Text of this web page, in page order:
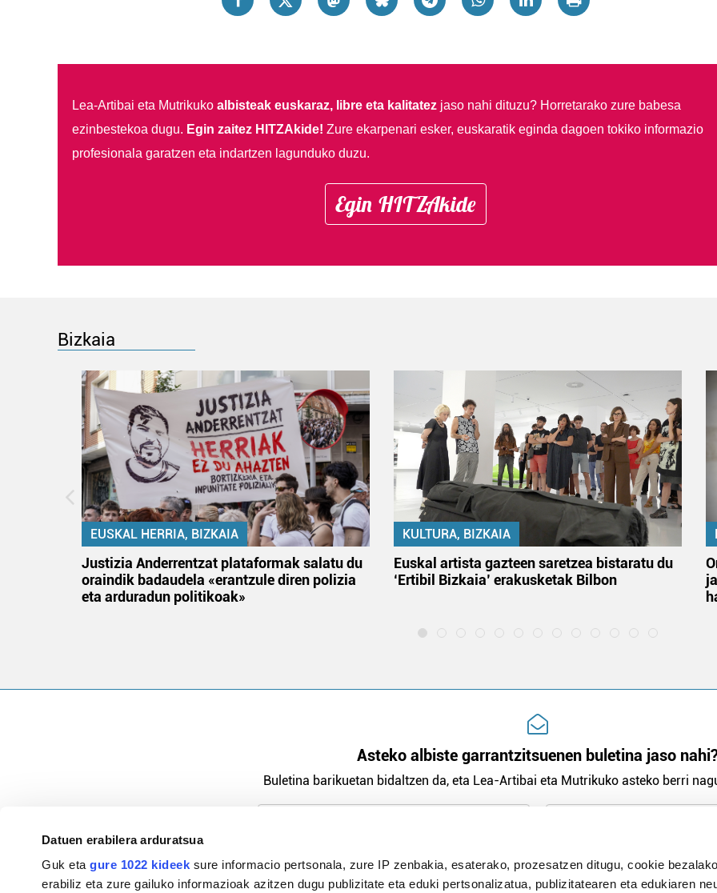
Datuen erabilera arduratsua
Guk etagure 1022 kideek sure informacio pertsonala, zure IP zenbakia, esaterako, prozesatzen ditugu, cookie
erabiliz eta zure gailuko informazioak azitzen dugu publizitate eta eduki pertsonalizatua, publizitatearen eta edukiaren
Lea-Artibai eta Mutrikuko albisteak euskaraz, libre eta kalitatezjaso nahi dituzu? Horretarako zure babesa
ezinbestekoa dugu. Egin zaitez HITZAkide! Zure ekarpenari esker, euskaratik eginda dagoen tokiko informazio
profesionala garatzen eta indartzen lagunduko duzu.
Egin HITZAkide
Bizkaia
EUSKAL HERRIA, BIZKAIA
Justizia Anderrentzat plataformak salatu du
oraindik badaudela «erantzule diren polizia
eta arduradun politikoak»
KULTURA, BIZKAIA
Euskal artista gazteen saretzea bistaratu du
‘Ertibil Bizkaia’ erakusketak Bilbon
Asteko albiste garrantzitsuenen buletina jaso
Buletina barikuetan bidaltzen da, eta Lea-Artibai eta Mutrikuko asteko berri